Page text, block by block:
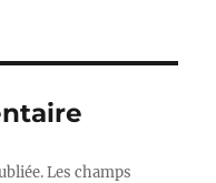
Les champs